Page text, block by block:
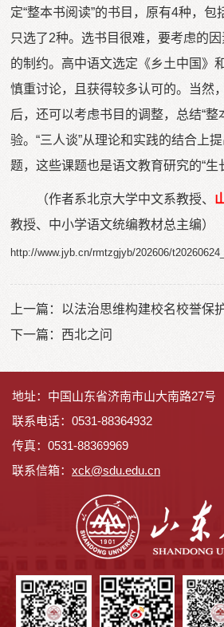
定“整本书阅读”的书目，原有4种，
只选了2种。选书目很难，要考虑的
的制约。高中语文选定《乡土中国》
慎重讨论，且获得较多认可的。当然
后，还可以考虑书目的调整，总结“整
验。“三人谈”从理论和实践的结合上
题，这些课题也是语文教育研究的“生
（作者系北京大学中文系教授、
教授、中小学语文统编教材总主编）
http://www.jyb.cn/rmtzgjyb/202606/
上一篇： 以法治思维构建校名校誉保
下一篇： 西北之问
地址：中国山东省济南市山大南路27号
联系电话：0531-88364932
传真：0531-88369969
联系信箱： xck@sdu.edu.cn